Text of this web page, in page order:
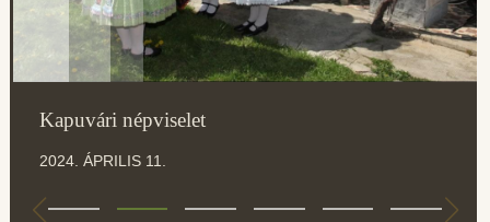
Kapuvári népviselet
2024. ÁPRILIS 11.